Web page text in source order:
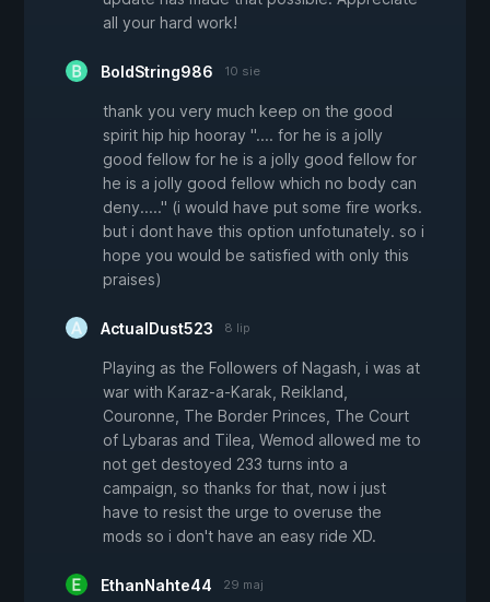
all your hard work!
BoldString986 10 sie
thank you very much keep on the good
spirit hip hip hooray ".... for he is a jolly
good fellow for he is a jolly good fellow for
he is a jolly good fellow which no body can
deny....." (i would have put some fire works.
but i dont have this option unfotunately. so i
hope you would be satisfied with only this
praises)
ActualDust523 8 lip
Playing as the Followers of Nagash, i was at
war with Karaz-a-Karak, Reikland,
Couronne, The Border Princes, The Court
of Lybaras and Tilea, Wemod allowed me to
not get destoyed 233 turns into a
campaign, so thanks for that, now i just
have to resist the urge to overuse the
mods so i don't have an easy ride XD.
EthanNahte44 29 maj